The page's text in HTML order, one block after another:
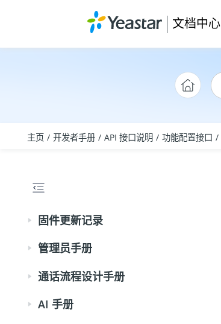
文档中心
主页 开发者手册 API 接口说明 功能配置接口
固件更新记录
管理员手册
通话流程设计手册
AI 手册